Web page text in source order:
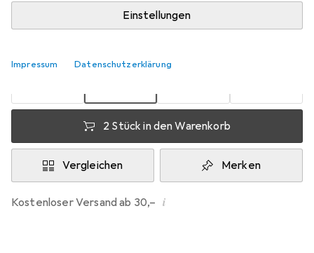
Einstellungen
Impressum Datenschutzerklärung
EUR
12,94
pro Stück
EUR
11,58
pro Stück
EUR
10,95
pro Stück
2 Stück in den Warenkorb
Vergleichen Merken
Kostenloser Versand ab 30,– i